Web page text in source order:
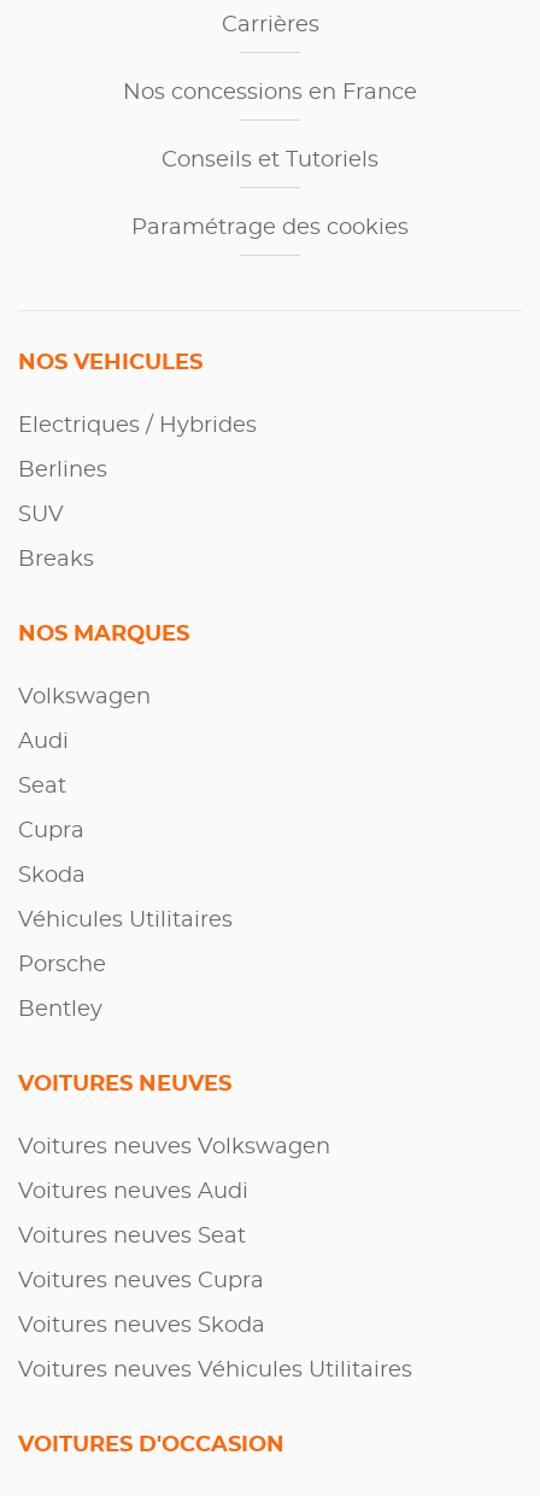
Carrières
Nos concessions en France
Conseils et Tutoriels
Paramétrage des cookies
NOS VEHICULES
Electriques / Hybrides
Berlines
SUV
Breaks
NOS MARQUES
Volkswagen
Audi
Seat
Cupra
Skoda
Véhicules Utilitaires
Porsche
Bentley
VOITURES NEUVES
Voitures neuves Volkswagen
Voitures neuves Audi
Voitures neuves Seat
Voitures neuves Cupra
Voitures neuves Skoda
Voitures neuves Véhicules Utilitaires
VOITURES D'OCCASION